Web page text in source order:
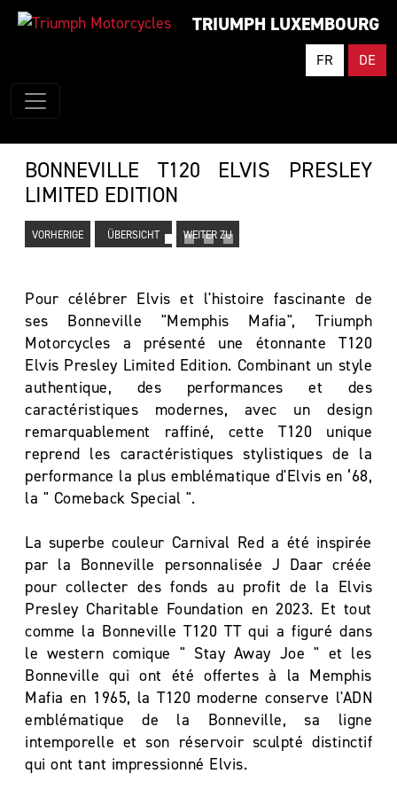
TRIUMPH LUXEMBOURG
FR DE
BONNEVILLE T120 ELVIS PRESLEY
LIMITED EDITION
VORHERIGE ÜBERSICHT WEITER ZU
Pour célébrer Elvis et l'histoire fascinante de
ses Bonneville "Memphis Mafia", Triumph
Motorcycles a présenté une étonnante T120
Elvis Presley Limited Edition. Combinant un style
authentique, des performances et des
caractéristiques modernes, avec un design
remarquablement raffiné, cette T120 unique
reprend les caractéristiques stylistiques de la
performance la plus emblématique d'Elvis en ‘68,
la " Comeback Special ".
La superbe couleur Carnival Red a été inspirée
par la Bonneville personnalisée J Daar créée
pour collecter des fonds au profit de la Elvis
Presley Charitable Foundation en 2023. Et tout
comme la Bonneville T120 TT qui a figuré dans
le western comique " Stay Away Joe " et les
Bonneville qui ont été offertes à la Memphis
Mafia en 1965, la T120 moderne conserve l'ADN
emblématique de la Bonneville, sa ligne
intemporelle et son réservoir sculpté distinctif
qui ont tant impressionné Elvis.